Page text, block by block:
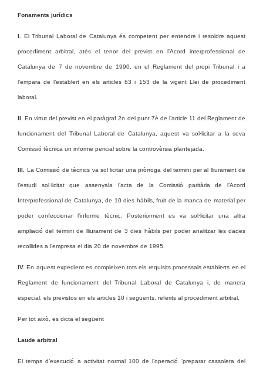
Fonaments jurídics
I. El Tribunal Laboral de Catalunya és competent per entendre i resoldre aquest
procediment arbitral, atès el tenor del previst en l’Acord interprofessional de
Catalunya de 7 de novembre de 1990, en el Reglament del propi Tribunal i a
l’empara de l’establert en els articles 63 i 153 de la vigent Llei de procediment
laboral.
II. En virtut del previst en el paràgraf 2n del punt 7è de l’article 11 del Reglament de
funcionament del Tribunal Laboral de Catalunya, aquest va sol·licitar a la seva
Comissió tècnica un informe pericial sobre la controvèrsia plantejada.
III. La Comissió de tècnics va sol·licitar una pròrroga del termini per al lliurament de
l’estudi sol·licitat que assenyala l’acta de la Comissió paritària de l’Acord
Interprofessional de Catalunya, de 10 dies hàbils, fruit de la manca de material per
poder confeccionar l’informe tècnic. Posteriorment es va sol·licitar una altra
ampliació del termini de lliurament de 3 dies hàbils per poder analitzar les dades
recollides a l’empresa el dia 20 de novembre de 1995.
IV. En aquest expedient es compleixen tots els requisits processals establerts en el
Reglament de funcionament del Tribunal Laboral de Catalunya i, de manera
especial, els previstos en els articles 10 i següents, referits al procediment arbitral.
Per tot això, es dicta el següent
Laude arbitral
El temps d’execució a activitat normal 100 de l’operació ‘preparar cassoleta del